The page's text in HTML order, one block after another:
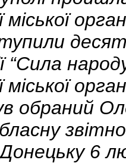
“Сила
міської
обраний
6